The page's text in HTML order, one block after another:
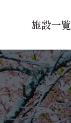
施設一覧